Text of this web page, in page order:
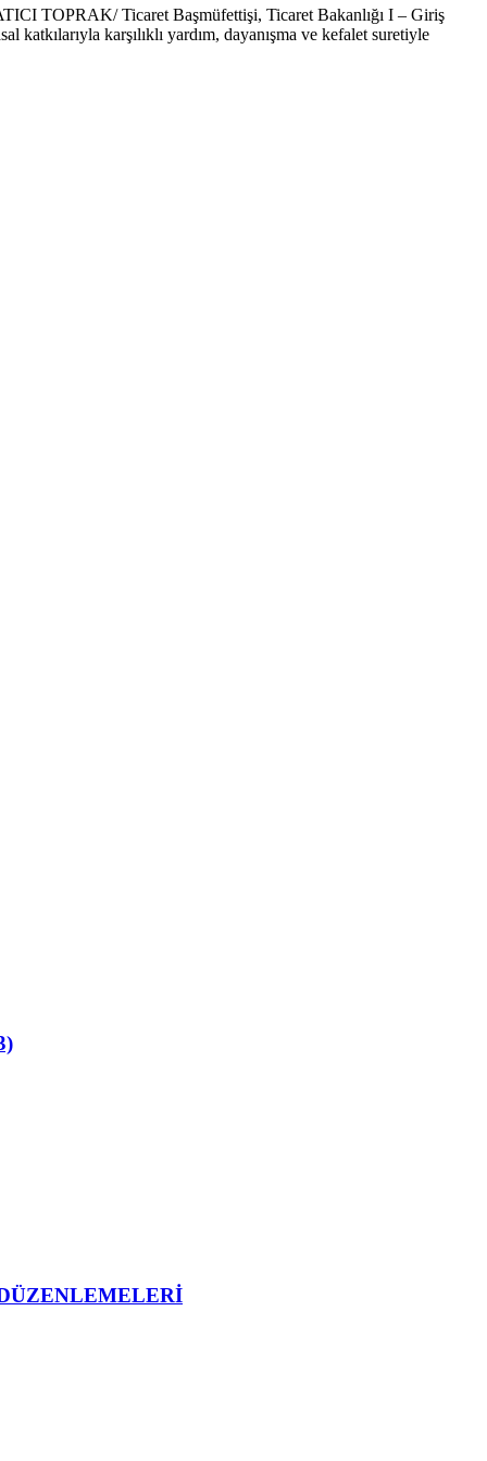
Ticaret Başmüfettişi, Ticaret Bakanlığı I – Giriş
karşılıklı yardım, dayanışma ve kefalet suretiyle